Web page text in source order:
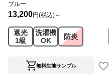
ブルー
13,200円(税込)～
遮光
1級
洗濯機
OK
防炎
無料生地サンプル